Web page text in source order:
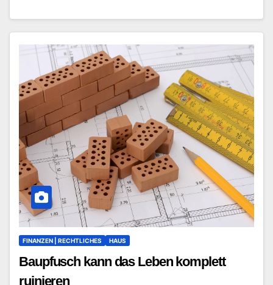
FINANZEN | RECHTLICHES HAUS
Baupfusch kann das Leben komplett
ruinieren